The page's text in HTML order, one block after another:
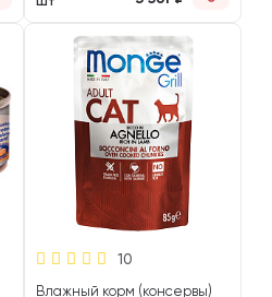
10
Влажный корм (консервы)